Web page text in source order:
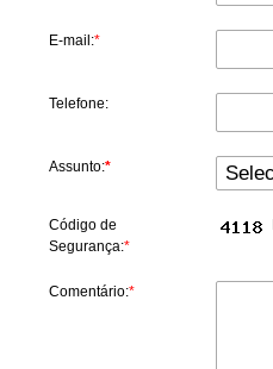
E-mail:*
Telefone:
Assunto:*
Código de
Segurança:*
Comentário:*